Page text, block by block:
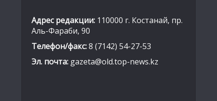
Адрес редакции: 110000 г. Костанай, пр.
Аль-Фараби, 90
Телефон/факс:8 (7142) 54-27-53
Эл. почта: gazeta@old.top-news.kz